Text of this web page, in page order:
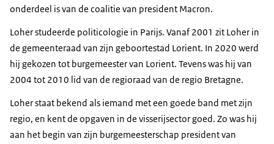
onderdeel is van de coalitie van president Macron.
Loher studeerde politicologie in Parijs. Vanaf 2001 zit Loher in
de gemeenteraad van zijn geboortestad Lorient. In 2020 werd
hij gekozen tot burgemeester van Lorient. Tevens was hij van
2004 tot 2010 lid van de regioraad van de regio Bretagne.
Loher staat bekend als iemand met een goede band met zijn
regio, en kent de opgaven in de visserijsector goed. Zo was hij
aan het begin van zijn burgemeesterschap president van